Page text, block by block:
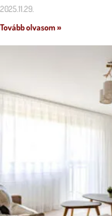
2025.11.29.
Tovább olvasom »